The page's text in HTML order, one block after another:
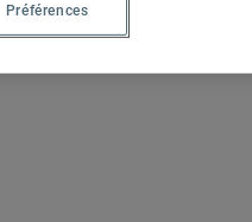
Préférences